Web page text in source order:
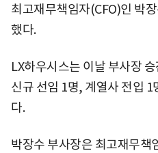
최고재무책임자(CFO)인 박
했다.
LX하우시스는 이날 부사장
신규 선임 1명, 계열사 전입 1
다.
박장수 부사장은 최고재무책